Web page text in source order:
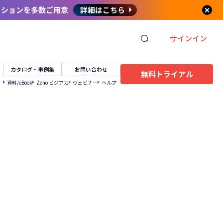
ョンを多数ご用意 詳細はこちら
サインイン
カタログ・事例集 お問い合わせ
資料/eBook Zoho ビジアカ ウェビナー ヘルプ
無料トライアル